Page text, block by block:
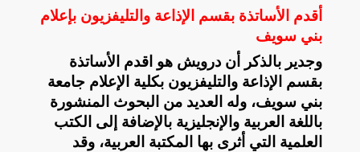
أقدم الأساتذة بقسم الإذاعة والتليفزيون بإعلام
بني سويف
وجدير بالذكر أن درويش هو اقدم الأساتذة
بقسم الإذاعة والتليفزيون بكلية الإعلام جامعة
بني سويف، وله العديد من البحوث المنشورة
باللغة العربية والإنجليزية بالإضافة إلى الكتب
العلمية التي أثرى بها المكتبة العربية، وقد